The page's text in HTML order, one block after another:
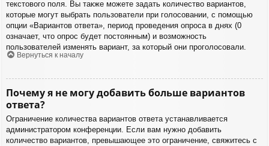
текстового поля. Вы также можете задать количество вариантов,
которые могут выбрать пользователи при голосовании, с помощью
опции «Вариантов ответа», период проведения опроса в днях (0
означает, что опрос будет постоянным) и возможность
пользователей изменять вариант, за который они проголосовали.
Вернуться к началу
Почему я не могу добавить больше вариантов
ответа?
Ограничение количества вариантов ответа устанавливается
администратором конференции. Если вам нужно добавить
количество вариантов, превышающее это ограничение, свяжитесь с